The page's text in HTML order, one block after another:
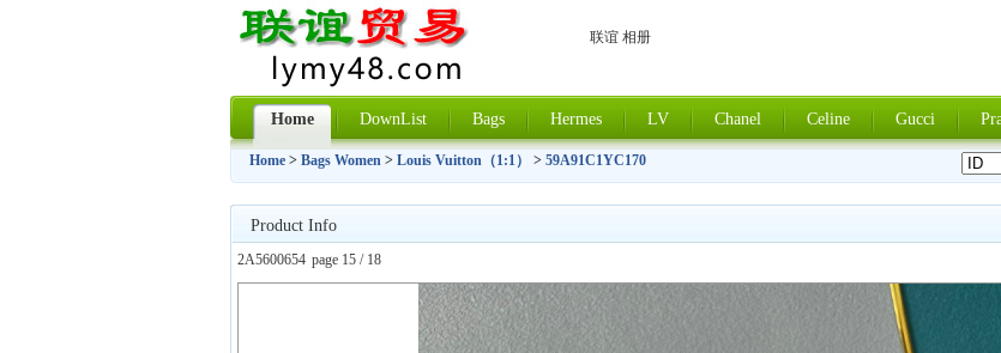
联谊 相册
Home DownList Bags Hermes LV Chanel Celine Gucci
Home > Bags Women > Louis Vuitton（1:1） > 59A91C1YC170
Product Info
2A5600654 page 15 / 18
上一张